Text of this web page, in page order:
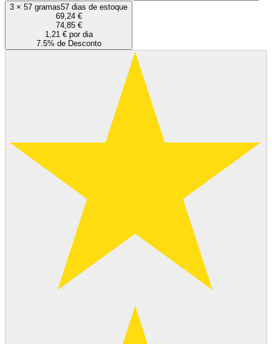
3 × 57 gramas57 dias de estoque
69,24 €
74,85 €
1,21 € por dia
7.5% de Desconto